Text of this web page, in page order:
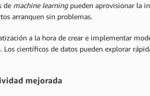
de machine learningpueden aprovisionar la
arranquen sin problemas.
a la hora de crear e implementar
Los científicos de datos pueden explorar
mejorada